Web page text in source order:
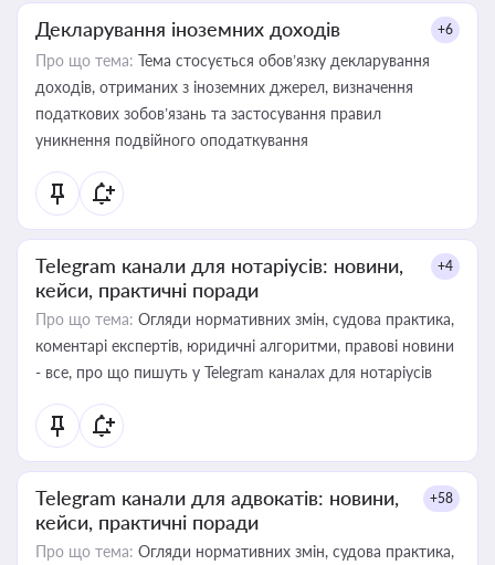
Декларування іноземних доходів +6
Про що тема: Тема стосується обов’язку декларування
доходів, отриманих з іноземних джерел, визначення
податкових зобов’язань та застосування правил
уникнення подвійного оподаткування
Telegram канали для нотаріусів: новини,
кейси, практичні поради
+4
Про що тема: Огляди нормативних змін, судова практика,
коментарі експертів, юридичні алгоритми, правові новини
- все, про що пишуть у Telegram каналах для нотаріусів
Telegram канали для адвокатів: новини,
кейси, практичні поради
+58
Про що тема: Огляди нормативних змін, судова практика,